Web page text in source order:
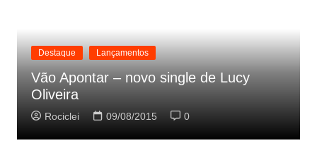
Destaque Lançamentos
Vão Apontar – novo single de Lucy
Oliveira
Rociclei 09/08/2015 0